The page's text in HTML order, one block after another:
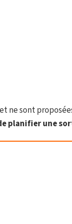
ne sont
planifier une